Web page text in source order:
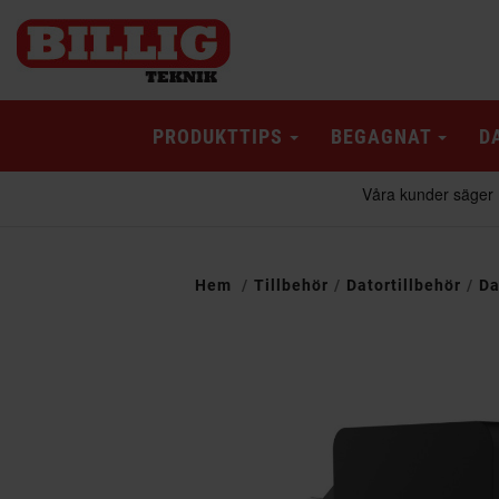
PRODUKTTIPS BEGAGNAT
Hem Tillbehör Datortillbehör